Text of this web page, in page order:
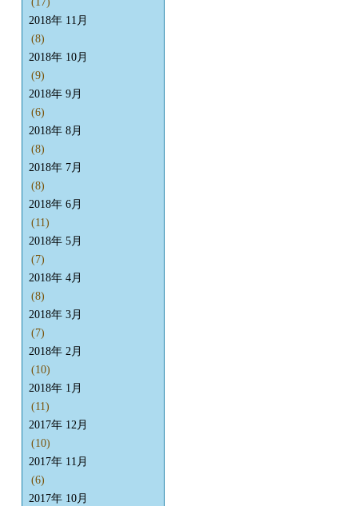
2018年 11月
(8)
2018年 10月
(9)
2018年 9月
(6)
2018年 8月
(8)
2018年 7月
(8)
2018年 6月
(11)
2018年 5月
(7)
2018年 4月
(8)
2018年 3月
(7)
2018年 2月
(10)
2018年 1月
(11)
2017年 12月
(10)
2017年 11月
(6)
2017年 10月